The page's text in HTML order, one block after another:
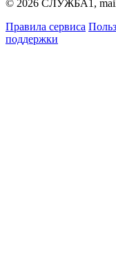
© 2026 СЛУЖБА1,
Правила сервиса
поддержки